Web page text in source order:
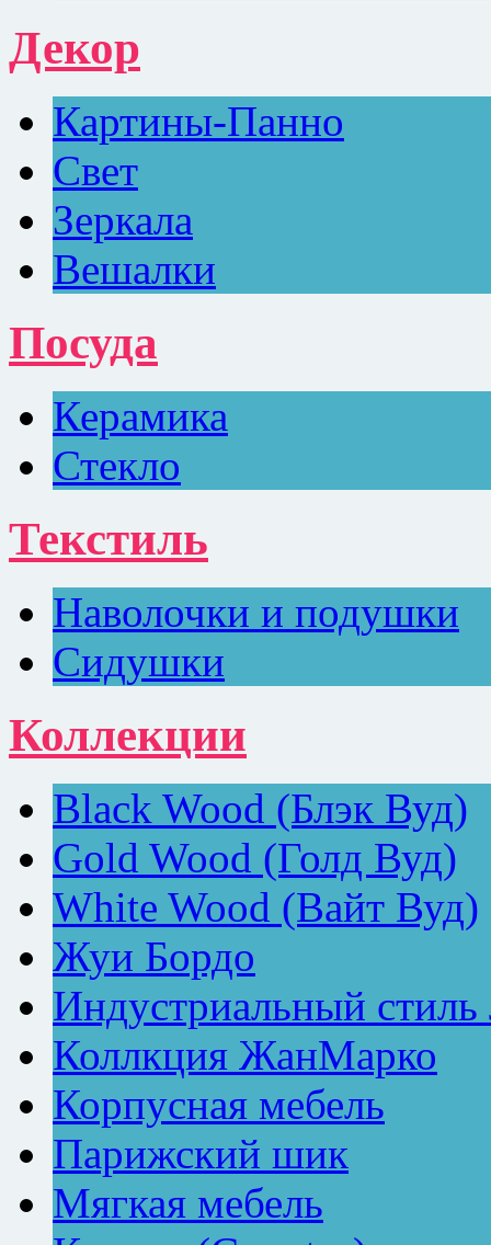
Декор
Картины-Панно
Свет
Зеркала
Вешалки
Посуда
Керамика
Стекло
Текстиль
Наволочки и подушки
Сидушки
Коллекции
Black Wood (Блэк Вуд)
Gold Wood (Голд Вуд)
White Wood (Вайт Вуд)
Жуи Бордо
Индустриальный
Коллкция ЖанМарко
Корпусная мебель
Парижский шик
Мягкая мебель